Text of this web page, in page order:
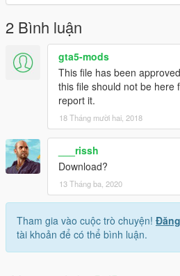
2 Bình luận
gta5-mods
This file has been
this file should not be here
report it.
18 Tháng mười hai, 2018
___rissh
Download?
13 Tháng ba, 2020
Tham gia vào cuộc trò chuyện!
tài khoản để có thể bình luận.